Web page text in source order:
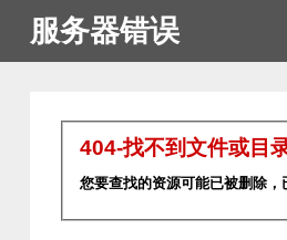
服务器错误
404-找不到文件或目录
您要查找的资源可能已被删除，